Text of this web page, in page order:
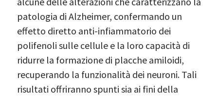
patologia di Alzheimer, confermando un
effetto diretto anti-infiammatorio dei
polifenoli sulle cellule e la loro capacità di
ridurre la formazione di placche amiloidi,
recuperando la funzionalità dei neuroni. Tali
risultati offriranno spunti sia ai fini della